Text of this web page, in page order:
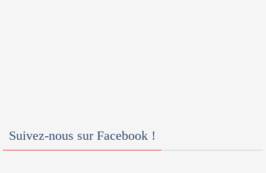
Suivez-nous sur Facebook !